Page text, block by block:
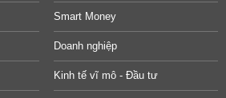
Smart Money
Doanh nghiệp
Kinh tế vĩ mô - Đầu tư